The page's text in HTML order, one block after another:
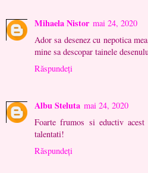
Mihaela Nistor mai 24, 2020
Ador sa desenez cu nepotica
mine sa descopar tainele
Răspundeți
Albu Steluta mai 24, 2020
Foarte frumos si eductiv
talentati!
Răspundeți